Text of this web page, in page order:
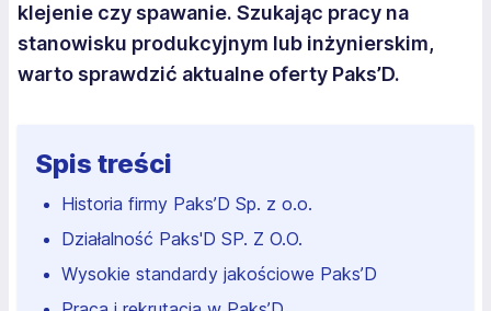
klejenie czy spawanie. Szukając pracy na
stanowisku produkcyjnym lub inżynierskim,
warto sprawdzić aktualne oferty Paks’D.
Spis treści
Historia firmy Paks’D Sp. z o.o.
Działalność Paks'D SP. Z O.O.
Wysokie standardy jakościowe Paks’D